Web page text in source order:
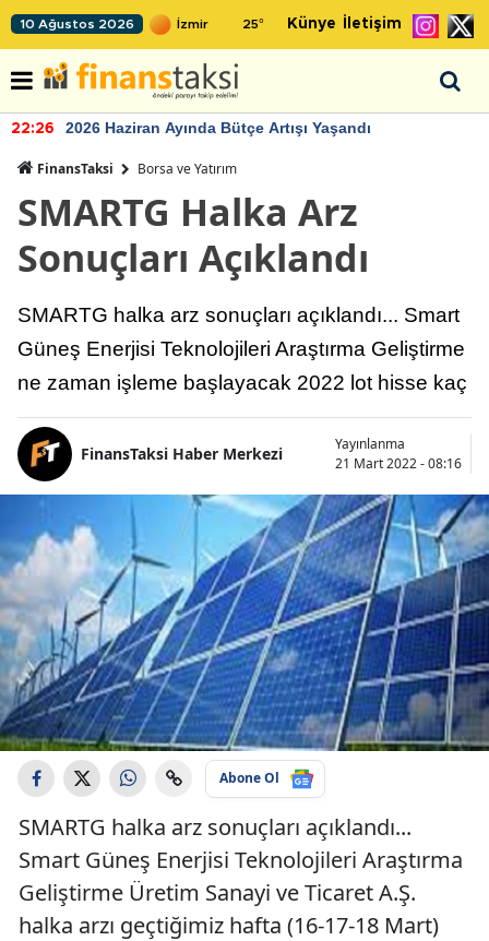
10 Ağustos 2026 25° Künye İletişim
22:26 2026 Haziran Ayında Bütçe Artışı Yaşandı
FinansTaksi Borsa ve Yatırım
SMARTG Halka Arz
Sonuçları Açıklandı
SMARTG halka arz sonuçları açıklandı... Smart
Güneş Enerjisi Teknolojileri Araştırma Geliştirme
ne zaman işleme başlayacak 2022 lot hisse kaç
FinansTaksi Haber Merkezi
Yayınlanma
21 Mart 2022 - 08:16
Abone Ol
SMARTG halka arz sonuçları açıklandı...
Smart Güneş Enerjisi Teknolojileri Araştırma
Geliştirme Üretim Sanayi ve Ticaret A.Ş.
halka arzı geçtiğimiz hafta (16-17-18 Mart)